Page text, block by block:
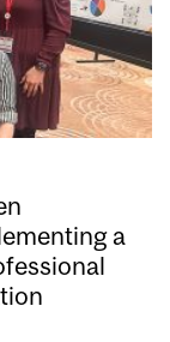
a